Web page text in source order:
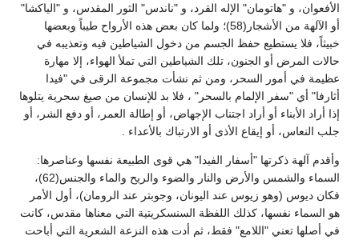
الأفعوان، و "هاتومان" الإله القرد، و "ناندس" الثور المقدس، و "الياكشا"
أو الآلهة من الأشجار(58)؛ ولما كان بعض هذه الأرواح طيباً وبعضها
خبيثاً، فلا يستطيع حفظ الجسم من دخول الشياطين فيه وتعذيبه في
حالات المرض أو الجنون، تلك الشياطين التي تملأ الهواء، إلا مهارة
عظيمة في أمور السحر، ومن ثم نشأت مجموعة الرقى في "فيدا
أثارفا" أي "سفر الإلمام بالسحر" ، فلا بد للإنسان من صيغ سحرية يتلوها
إذا أراد الأبناء أو أراد اجتناب الإجهاض، أو إطالة العمر، أو دفع الشر، أو
جلب النعاس، أو إيقاع الأذى أو الارتباك بالأعداء .
وأقدم آلهة ذكرتها "أسفار الفيدا" هي قوى الطبيعة نفسها وعناصرها:
السماء والشمس والأرض والنار والضوء والريح والماء والجنس(62)،
فكان ديوس (وهو زيوس عند اليونان، وجوبتر عند الرومان)، أول الأمر
هو السماء نفسها، كذلك اللفظة السنسكريتية التي معناها مقدس، كانت
في أصلها تعني "اللامع" فقط، ثم أدت هذه النزعة الشعرية التي أباحت